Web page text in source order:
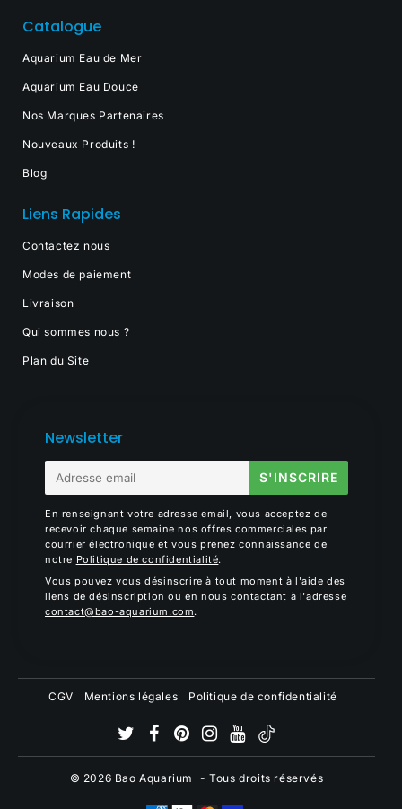
Catalogue
Aquarium Eau de Mer
Aquarium Eau Douce
Nos Marques Partenaires
Nouveaux Produits !
Blog
Liens Rapides
Contactez nous
Modes de paiement
Livraison
Qui sommes nous ?
Plan du Site
Newsletter
mail
S'INSCRIRE
En renseignant votre adresse email, vous acceptez de
recevoir chaque semaine nos offres commerciales par
courrier électronique et vous prenez connaissance de
notre Politique de confidentialité.
Vous pouvez vous désinscrire à tout moment à l'aide des
liens de désinscription ou en nous contactant à l'adresse
contact@bao-aquarium.com.
CGV Mentions légales Politique de confidentialité
© 2026 Bao Aquarium - Tous droits réservés